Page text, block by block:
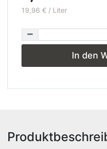
19,96 € / Liter
In den